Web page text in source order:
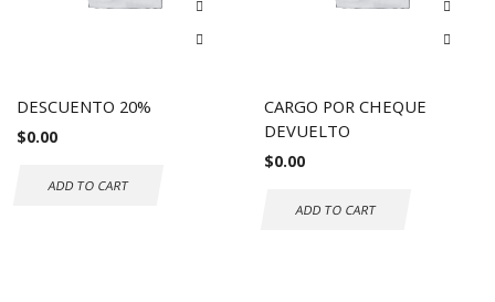
DESCUENTO 20%
$0.00
ADD TO CART
CARGO POR CHEQUE
DEVUELTO
$0.00
ADD TO CART